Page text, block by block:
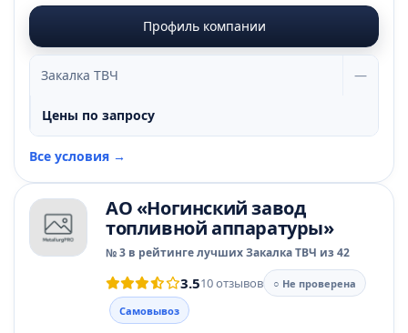
Профиль компании
Закалка ТВЧ —
Цены по запросу
Все условия →
АО «Ногинский завод
топливной аппаратуры»
№ 3 в рейтинге лучших Закалка ТВЧ из 42
3.510 отзывов
○ Не проверена
Самовывоз